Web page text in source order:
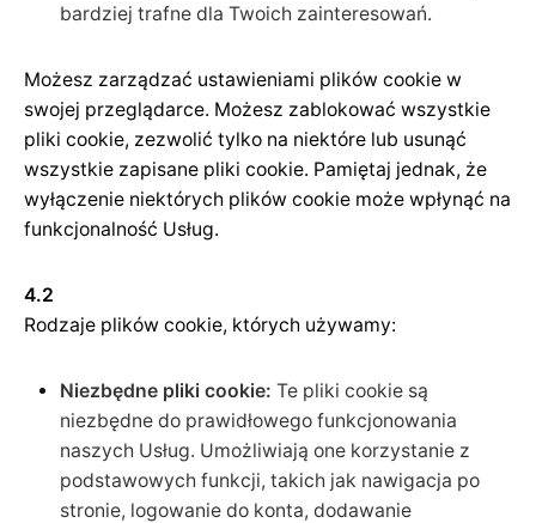
bardziej trafne dla Twoich zainteresowań.
Możesz zarządzać ustawieniami plików cookie w
swojej przeglądarce. Możesz zablokować wszystkie
pliki cookie, zezwolić tylko na niektóre lub usunąć
wszystkie zapisane pliki cookie. Pamiętaj jednak, że
wyłączenie niektórych plików cookie może wpłynąć na
funkcjonalność Usług.
4.2
Rodzaje plików cookie, których używamy:
Niezbędne pliki cookie: Te pliki cookie są
niezbędne do prawidłowego funkcjonowania
naszych Usług. Umożliwiają one korzystanie z
podstawowych funkcji, takich jak nawigacja po
stronie, logowanie do konta, dodawanie